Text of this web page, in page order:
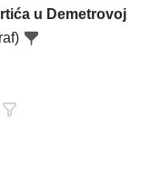
u Demetrovoj